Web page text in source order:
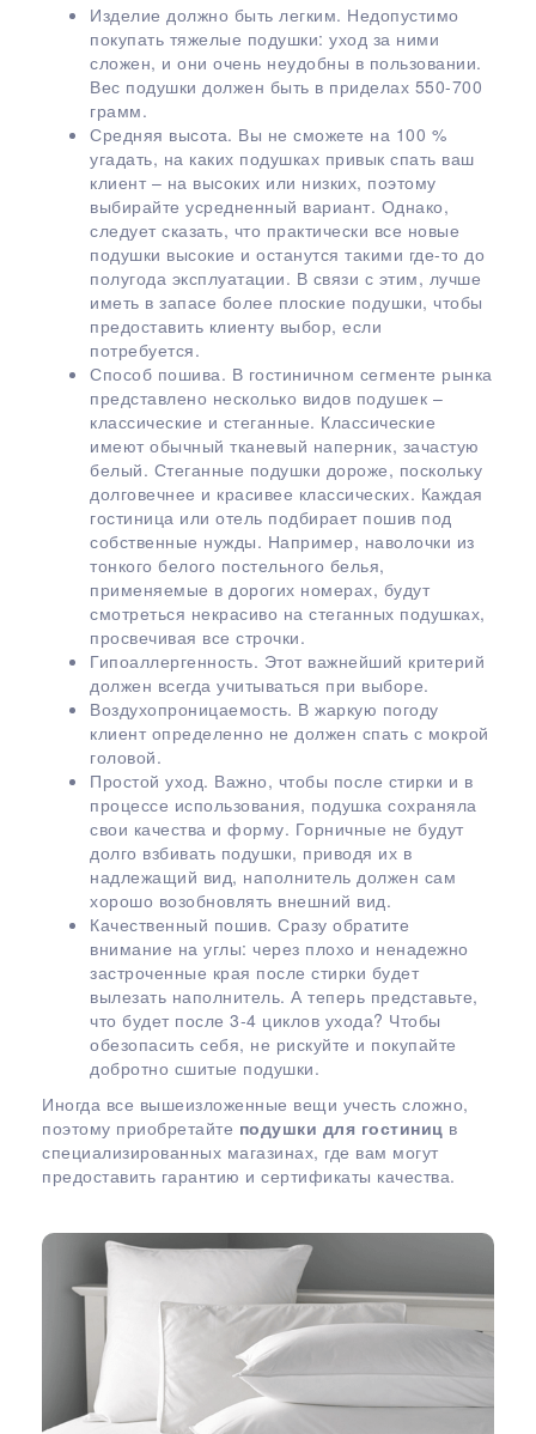
Изделие должно быть легким. Недопустимо
покупать тяжелые подушки: уход за ними
сложен, и они очень неудобны в пользовании.
Вес подушки должен быть в приделах 550-700
грамм.
Средняя высота. Вы не сможете на 100 %
угадать, на каких подушках привык спать ваш
клиент – на высоких или низких, поэтому
выбирайте усредненный вариант. Однако,
следует сказать, что практически все новые
подушки высокие и останутся такими где-то до
полугода эксплуатации. В связи с этим, лучше
иметь в запасе более плоские подушки, чтобы
предоставить клиенту выбор, если
потребуется.
Способ пошива. В гостиничном сегменте рынка
представлено несколько видов подушек –
классические и стеганные. Классические
имеют обычный тканевый наперник, зачастую
белый. Стеганные подушки дороже, поскольку
долговечнее и красивее классических. Каждая
гостиница или отель подбирает пошив под
собственные нужды. Например, наволочки из
тонкого белого постельного белья,
применяемые в дорогих номерах, будут
смотреться некрасиво на стеганных подушках,
просвечивая все строчки.
Гипоаллергенность. Этот важнейший критерий
должен всегда учитываться при выборе.
Воздухопроницаемость. В жаркую погоду
клиент определенно не должен спать с мокрой
головой.
Простой уход. Важно, чтобы после стирки и в
процессе использования, подушка сохраняла
свои качества и форму. Горничные не будут
долго взбивать подушки, приводя их в
надлежащий вид, наполнитель должен сам
хорошо возобновлять внешний вид.
Качественный пошив. Сразу обратите
внимание на углы: через плохо и ненадежно
застроченные края после стирки будет
вылезать наполнитель. А теперь представьте,
что будет после 3-4 циклов ухода? Чтобы
обезопасить себя, не рискуйте и покупайте
добротно сшитые подушки.
Иногда все вышеизложенные вещи учесть сложно,
поэтому приобретайте подушки для гостиниц в
специализированных магазинах, где вам могут
предоставить гарантию и сертификаты качества.